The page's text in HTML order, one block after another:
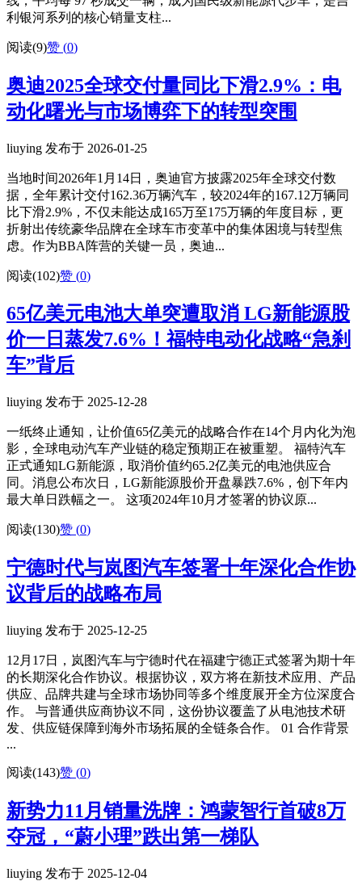
利银河系列的核心销量支柱...
阅读(9)赞 (0)
奥迪2025全球交付量同比下滑2.9%：电
动化曙光与市场博弈下的转型突围
liuying 发布于 2026-01-25
当地时间2026年1月14日，奥迪官方披露2025年全球交付数
据，全年累计交付162.36万辆汽车，较2024年的167.12万辆同
比下滑2.9%，不仅未能达成165万至175万辆的年度目标，更
折射出传统豪华品牌在全球车市变革中的集体困境与转型焦
虑。作为BBA阵营的关键一员，奥迪...
阅读(102)赞 (0)
65亿美元电池大单突遭取消 LG新能源股
价一日蒸发7.6%！福特电动化战略“急刹
车”背后
liuying 发布于 2025-12-28
一纸终止通知，让价值65亿美元的战略合作在14个月内化为泡
影，全球电动汽车产业链的稳定预期正在被重塑。 福特汽车
正式通知LG新能源，取消价值约65.2亿美元的电池供应合
同。消息公布次日，LG新能源股价开盘暴跌7.6%，创下年内
最大单日跌幅之一。 这项2024年10月才签署的协议原...
阅读(130)赞 (0)
宁德时代与岚图汽车签署十年深化合作协
议背后的战略布局
liuying 发布于 2025-12-25
12月17日，岚图汽车与宁德时代在福建宁德正式签署为期十年
的长期深化合作协议。根据协议，双方将在新技术应用、产品
供应、品牌共建与全球市场协同等多个维度展开全方位深度合
作。 与普通供应商协议不同，这份协议覆盖了从电池技术研
发、供应链保障到海外市场拓展的全链条合作。 01 合作背景
...
阅读(143)赞 (0)
新势力11月销量洗牌：鸿蒙智行首破8万
夺冠，“蔚小理”跌出第一梯队
liuying 发布于 2025-12-04